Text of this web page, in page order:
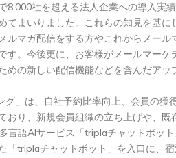
社を超える法人企業への導入実
まいりました。これらの知見を基
マガ配信をする方やこれからメー
。今後更に、お客様がメールマー
の新しい配信機能などを含んだアッ
」は、自社予約比率向上、会員の獲
り、新規会員組織の立ち上げや、
言語AIサービス「triplaチャットボッ
triplaチャットボット」を入口に、